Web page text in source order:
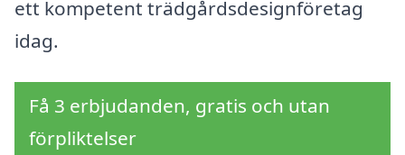
ett kompetent trädgårdsdesignföretag
idag.
Få 3 erbjudanden, gratis och utan
förpliktelser